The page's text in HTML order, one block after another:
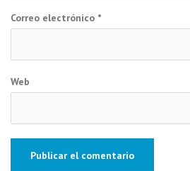
Correo electrónico *
Web